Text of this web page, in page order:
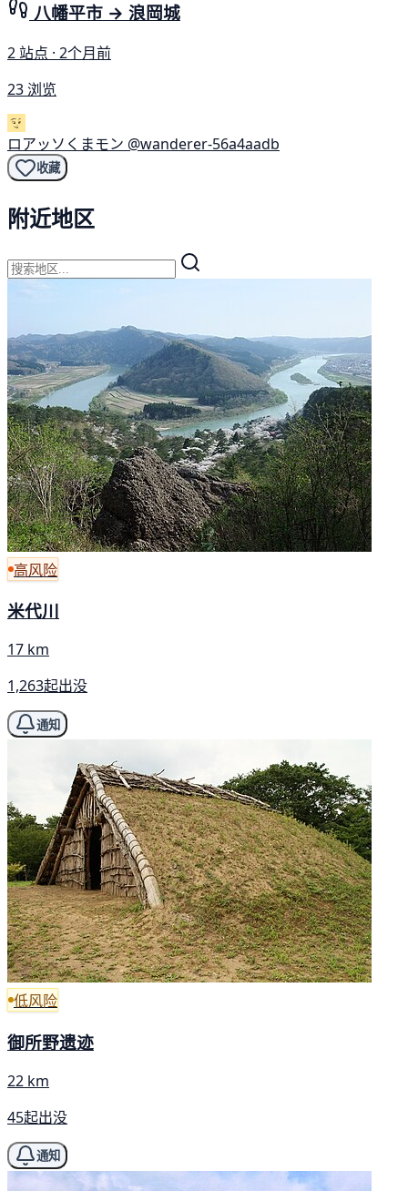
八幡平市 → 浪岡城
2 站点 · 2个月前
23 浏览
ロアッソくまモン @wanderer-56a4aadb
收藏
附近地区
高风险
米代川
17 km
1,263起出没
通知
低风险
御所野遗迹
22 km
45起出没
通知